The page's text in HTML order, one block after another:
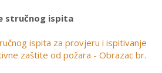
stručnog ispita
ispita za provjeru i ispitivanje
zaštite od požara - Obrazac br.